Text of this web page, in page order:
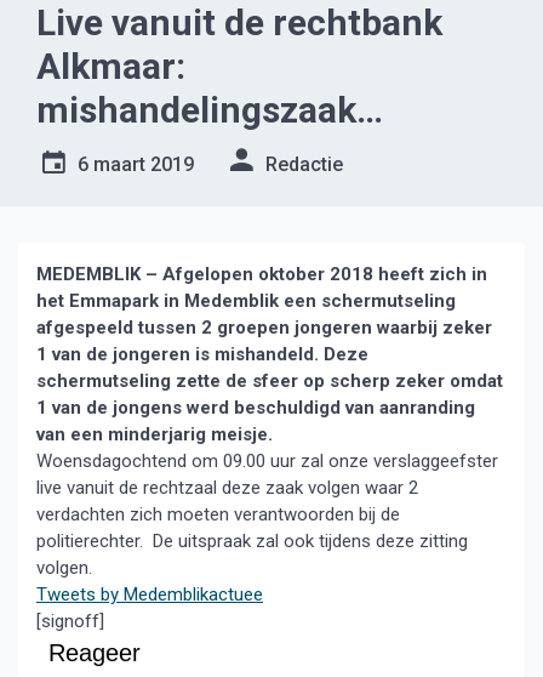
Live vanuit de rechtbank
Alkmaar:
mishandelingszaak
Medemblik
6 maart 2019 Redactie
MEDEMBLIK – Afgelopen oktober 2018 heeft zich in
het Emmapark in Medemblik een schermutseling
afgespeeld tussen 2 groepen jongeren waarbij zeker
1 van de jongeren is mishandeld. Deze
schermutseling zette de sfeer op scherp zeker omdat
1 van de jongens werd beschuldigd van aanranding
van een minderjarig meisje.
Woensdagochtend om 09.00 uur zal onze verslaggeefster
live vanuit de rechtzaal deze zaak volgen waar 2
verdachten zich moeten verantwoorden bij de
politierechter. De uitspraak zal ook tijdens deze zitting
volgen.
Tweets by Medemblikactuee
[signoff]
Reageer